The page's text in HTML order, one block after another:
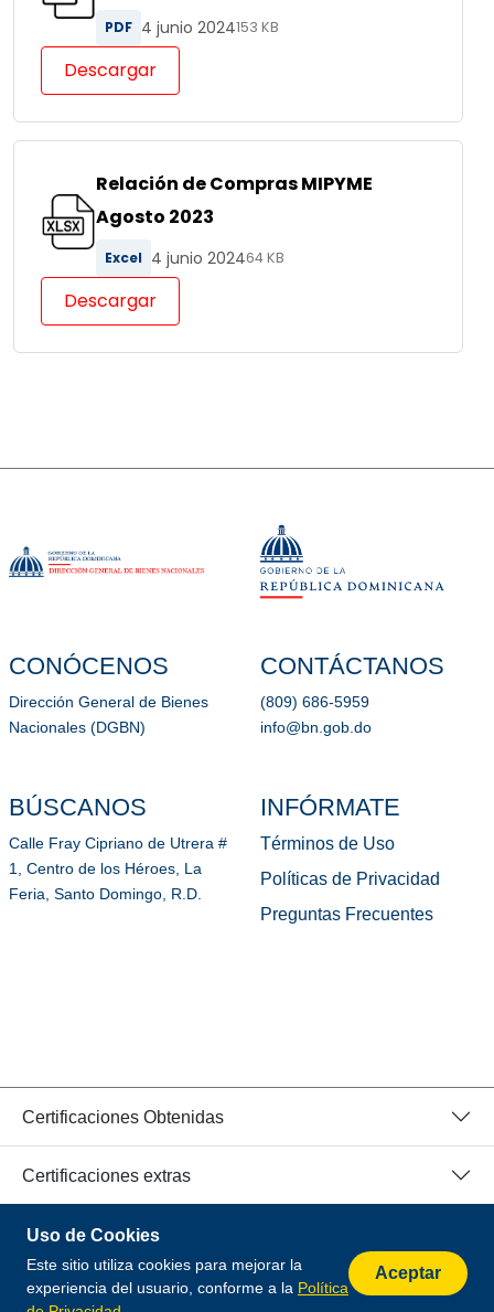
PDF 4 junio 2024153 KB
Descargar
Relación de Compras MIPYME
Agosto 2023
Excel 4 junio 202464 KB
Descargar
CONÓCENOS
Dirección General de Bienes
Nacionales (DGBN)
BÚSCANOS
Calle Fray Cipriano de Utrera #
1, Centro de los Héroes, La
Feria, Santo Domingo, R.D.
CONTÁCTANOS
(809) 686-5959
info@bn.gob.do
INFÓRMATE
Términos de Uso
Políticas de Privacidad
Preguntas Frecuentes
Certificaciones Obtenidas
Certificaciones extras
© 2026 Todos los Derechos Reservados.
Desarrollado por
Uso de Cookies
Este sitio utiliza cookies para mejorar la
experiencia del usuario, conforme a la Política
Aceptar